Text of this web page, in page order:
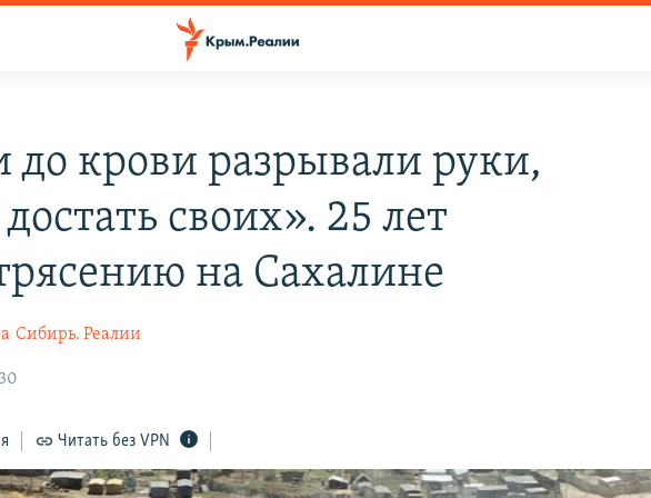
крови разрывали руки,
своих». 25 лет
на Сахалине
Сибирь. Реалии
Читать без VPN